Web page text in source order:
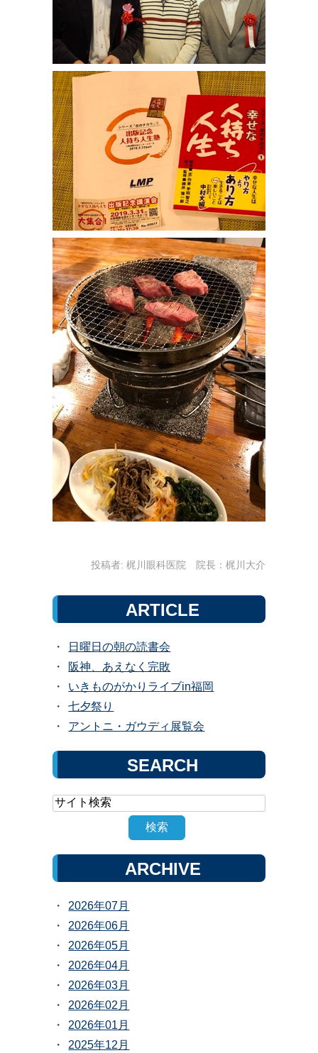
投稿者: 梶川眼科医院 院長：梶川大介
ARTICLE
日曜日の朝の読書会
阪神、あえなく完敗
いきものがかりライブin福岡
七夕祭り
アントニ・ガウディ展覧会
SEARCH
ARCHIVE
2026年07月
2026年06月
2026年05月
2026年04月
2026年03月
2026年02月
2026年01月
2025年12月